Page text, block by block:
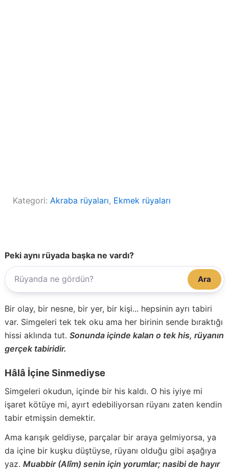
Kategori: Akraba rüyaları, Ekmek rüyaları
Peki aynı rüyada başka ne vardı?
Ara
Bir olay, bir nesne, bir yer, bir kişi... hepsinin ayrı tabiri
var. Simgeleri tek tek oku ama her birinin sende bıraktığı
hissi aklında tut. Sonunda içinde kalan o tek his, rüyanın
gerçek tabiridir.
Hâlâ İçine Sinmediyse
Simgeleri okudun, içinde bir his kaldı. O his iyiye mi
işaret kötüye mi, ayırt edebiliyorsan rüyanı zaten kendin
tabir etmişsin demektir.
Ama karışık geldiyse, parçalar bir araya gelmiyorsa, ya
da içine bir kuşku düştüyse, rüyanı olduğu gibi aşağıya
yaz. Muabbir (Alîm) senin için yorumlar; nasibi de hayır